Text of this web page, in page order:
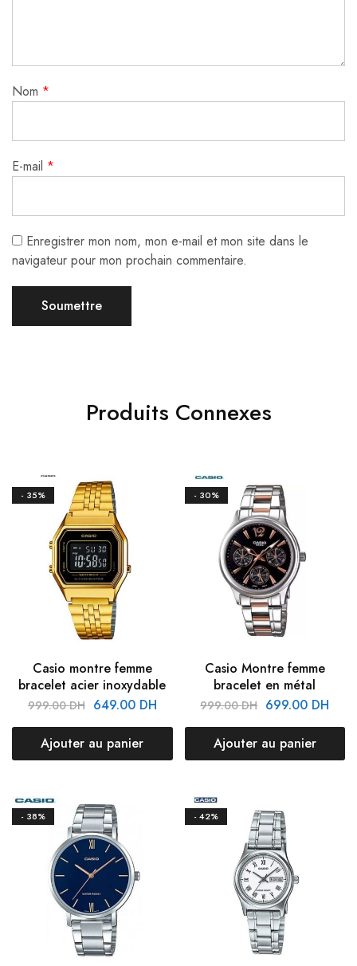
Nom *
E-mail *
Enregistrer mon nom, mon e-mail et mon site dans le
navigateur pour mon prochain commentaire.
Produits Connexes
- 35%
Casio montre femme
bracelet acier inoxydable
999.00DH 649.00 DH
Ajouter au panier
- 30%
Casio Montre femme
bracelet en métal
999.00DH 699.00 DH
Ajouter au panier
- 38% - 42%